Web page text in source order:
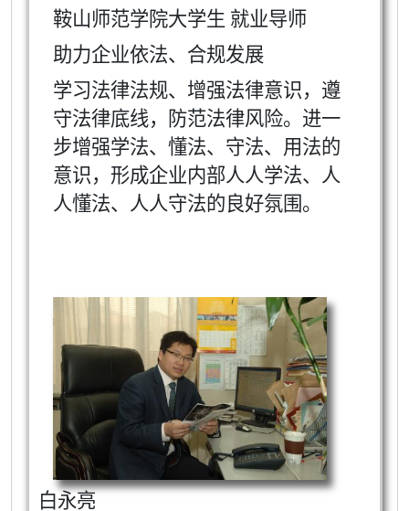
鞍山师范学院大学生 就业导师
助力企业依法、合规发展
学习法律法规、增强法律意识，遵
守法律底线，防范法律风险。进一
步增强学法、懂法、守法、用法的
意识，形成企业内部人人学法、人
人懂法、人人守法的良好氛围。
白永亮